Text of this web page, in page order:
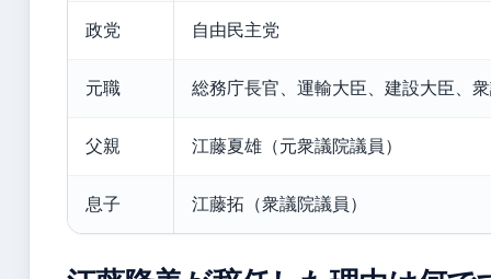
政党 自由民主党
元職 総務庁長官、運輸大臣、建設大臣、
父親 江藤夏雄（元衆議院議員）
息子 江藤拓（衆議院議員）